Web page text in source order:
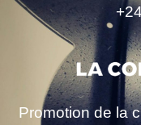
Promotion de la